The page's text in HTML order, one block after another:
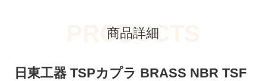
商品詳細
日東工器 TSPカプラ BRASS NBR TSF